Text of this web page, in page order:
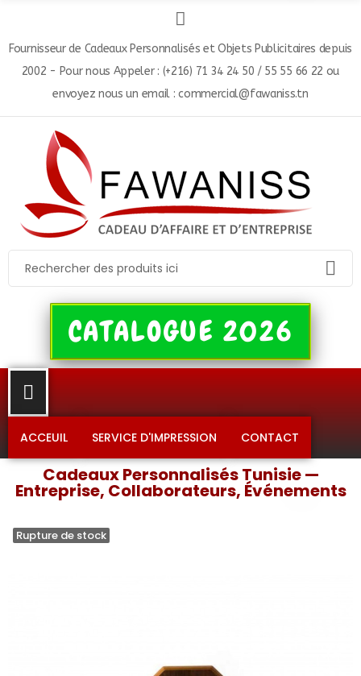
Fournisseur de Cadeaux Personnalisés et Objets Publicitaires depuis
2002 - Pour nous Appeler : (+216) 71 34 24 50 / 55 55 66 22 ou
envoyez nous un email : commercial@fawaniss.tn
CATALOGUE 2026
ACCEUIL SERVICE D'IMPRESSION CONTACT
Cadeaux Personnalisés Tunisie —
Entreprise, Collaborateurs, Événements
Rupture de stock